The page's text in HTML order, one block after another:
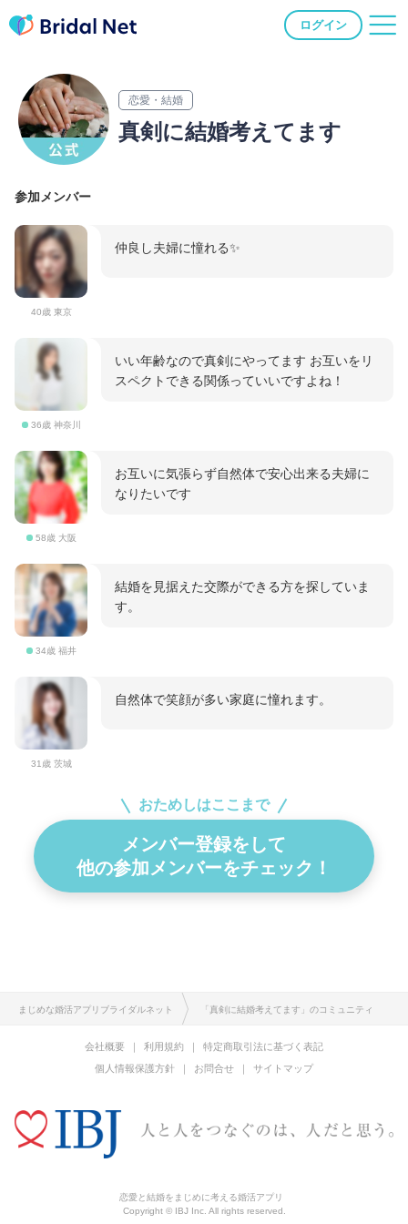
ログイン
恋愛・結婚
真剣に結婚考えてます
参加メンバー
40歳 東京
仲良し夫婦に憧れる✨
36歳 神奈川
いい年齢なので真剣にやってます お互いをリ
スペクトできる関係っていいですよね！
58歳 大阪
お互いに気張らず自然体で安心出来る夫婦に
なりたいです
34歳 福井
結婚を見据えた交際ができる方を探していま
す。
31歳 茨城
自然体で笑顔が多い家庭に憧れます。
おためしはここまで
メンバー登録をして
他の参加メンバーをチェック！
まじめな婚活アプリブライダルネット 「真剣に結婚考えてます」のコミュニティ
会社概要 利用規約
特定商取引法に基づく表記
個人情報保護方針
お問合せ サイトマップ
恋愛と結婚をまじめに考える婚活アプリ
Copyright © IBJ Inc. All rights reserved.